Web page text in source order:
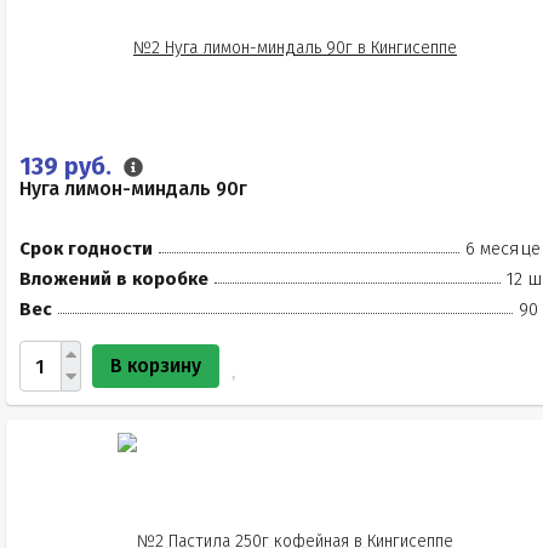
139 руб.
Нуга лимон-миндаль 90г
Срок годности
6
Вложений в коробке
12
Вес
90
В корзину